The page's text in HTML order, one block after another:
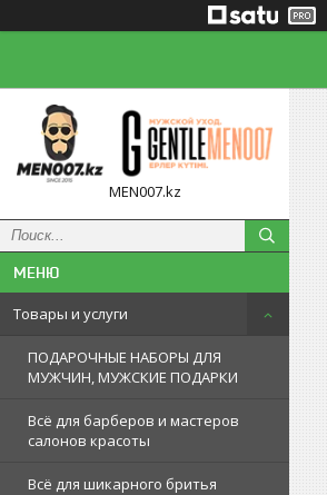
MEN007.kz
Товары и услуги
ПОДАРОЧНЫЕ НАБОРЫ ДЛЯ
МУЖЧИН, МУЖСКИЕ ПОДАРКИ
Всё для барберов и мастеров
салонов красоты
Всё для шикарного бритья